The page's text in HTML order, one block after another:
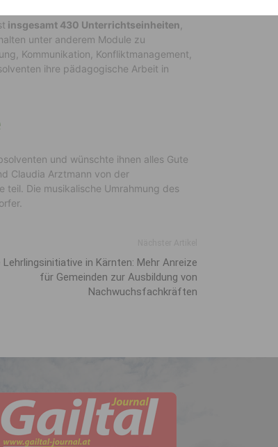
insgesamt 430 Unterrichtseinheiten
unter anderem Module zu
Kommunikation, Konfliktmanagement,
ihre pädagogische Arbeit in
und wünschte ihnen alles Gute
Claudia Arztmann von der
teil. Die musikalische Umrahmung des
Lehrlingsinitiative in Kärnten: Mehr Anreize
für Gemeinden zur Ausbildung von
Nachwuchsfachkräften